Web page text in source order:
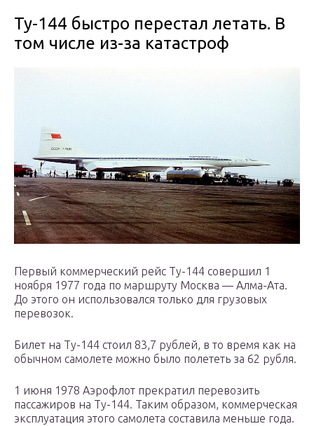
Ту-144 быстро перестал летать. В
том числе из-за катастроф
Первый коммерческий рейс Ту-144 совершил 1
ноября 1977 года по маршруту Москва — Алма-Ата.
До этого он использовался только для грузовых
перевозок.
Билет на Ту-144 стоил 83,7 рублей, в то время как на
обычном самолете можно было полететь за 62 рубля.
1 июня 1978 Аэрофлот прекратил перевозить
пассажиров на Ту-144. Таким образом, коммерческая
эксплуатация этого самолета составила меньше года.